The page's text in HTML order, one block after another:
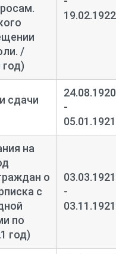
/
год)
19.02.1922
сдачи
24.08.1920
-
05.01.1921
на
о
с
по
год)
03.03.1921
-
03.11.1921